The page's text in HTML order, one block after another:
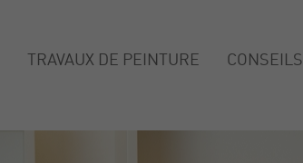
TRAVAUX DE PEINTURE CONSEILS